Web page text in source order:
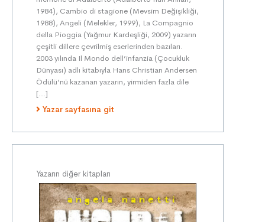
1984), Cambio di stagione (Mevsim Değişikliği,
1988), Angeli (Melekler, 1999), La Compagnio
della Pioggia (Yağmur Kardeşliği, 2009) yazarın
çeşitli dillere çevrilmiş eserlerinden bazıları.
2003 yılında Il Mondo dell’infanzia (Çocukluk
Dünyası) adlı kitabıyla Hans Christian Andersen
Ödülü’nü kazanan yazarın, yirmiden fazla dile
[…]
Yazar sayfasına git
Yazarın diğer kitapları